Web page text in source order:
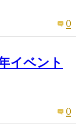
0
イベント
0